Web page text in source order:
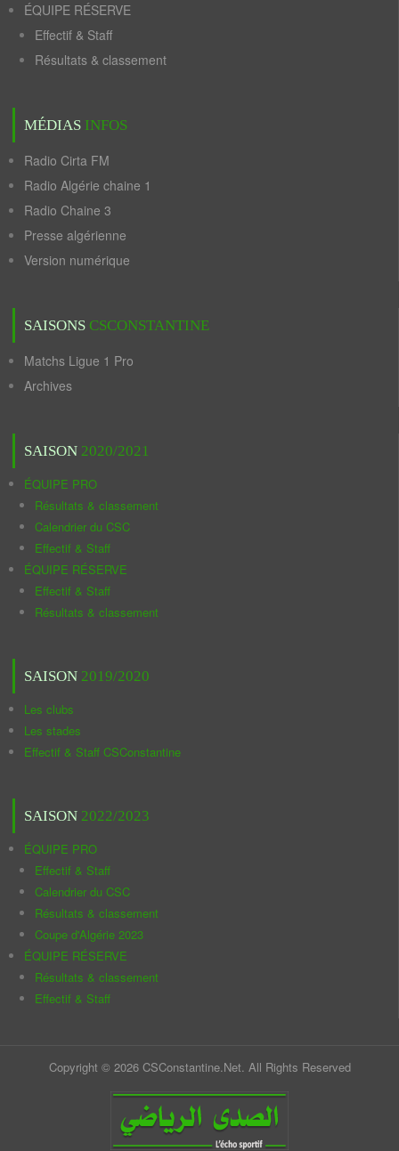
ÉQUIPE RÉSERVE
Effectif & Staff
Résultats & classement
MÉDIAS INFOS
Radio Cirta FM
Radio Algérie chaine 1
Radio Chaine 3
Presse algérienne
Version numérique
SAISONS CSCONSTANTINE
Matchs Ligue 1 Pro
Archives
SAISON 2020/2021
ÉQUIPE PRO
Résultats & classement
Calendrier du CSC
Effectif & Staff
ÉQUIPE RÉSERVE
Effectif & Staff
Résultats & classement
SAISON 2019/2020
Les clubs
Les stades
Effectif & Staff CSConstantine
SAISON 2022/2023
ÉQUIPE PRO
Effectif & Staff
Calendrier du CSC
Résultats & classement
Coupe d'Algérie 2023
ÉQUIPE RÉSERVE
Résultats & classement
Effectif & Staff
Copyright © 2026 CSConstantine.Net. All Rights Reserved